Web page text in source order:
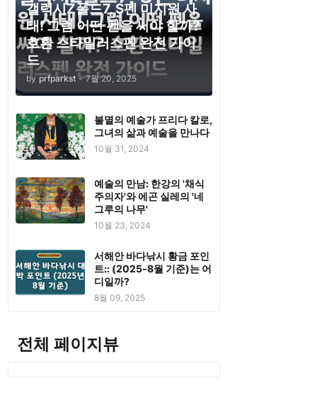
갤럭시Z폴드7, S펜 미지원 사
태! 그럼 어떤 펜을 써야 할까?
호환 스타일러스펜 완전 가이
드
by prfparkst - 7월 20, 2025
불멸의 예술가 프리다 칼로,
그녀의 삶과 예술을 만나다
10월 31, 2024
예술의 만남: 한강의 '채식
주의자'와 에곤 실레의 '네
그루의 나무'
10월 23, 2024
서해안 바다낚시 황금 포인
트:: (2025-8월 기준)는 어
디일까?
8월 09, 2025
전체 페이지뷰